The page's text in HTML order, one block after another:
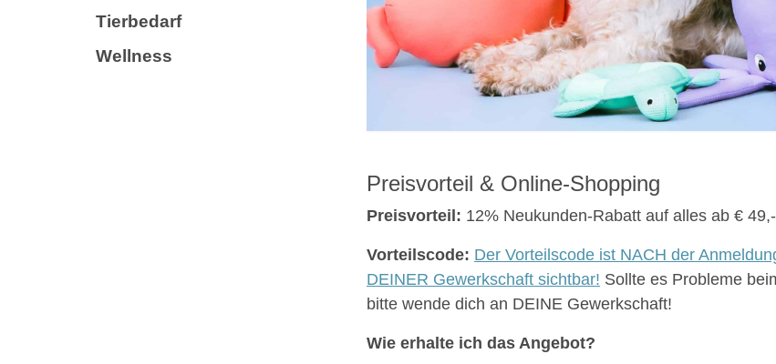
Tierbedarf
Wellness
Preisvorteil & Online-Shopping
Preisvorteil: 12% Neukunden-Rabatt auf alles ab €
Vorteilscode: Der Vorteilscode ist NACH der
DEINER Gewerkschaft sichtbar! Sollte es Probleme
bitte wende dich an DEINE Gewerkschaft!
Wie erhalte ich das Angebot?